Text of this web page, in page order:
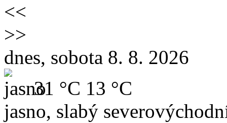
<<
>>
dnes, sobota 8. 8. 2026
31 °C 13 °C
jasno, slabý